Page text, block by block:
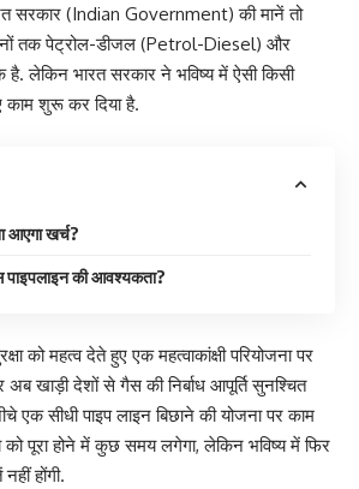
सरकार (Indian Government) की मानें तो
तक पेट्रोल-डीजल (Petrol-Diesel) और
है. लेकिन भारत सरकार ने भविष्य में ऐसी किसी
शुरू कर दिया है.
आएगा खर्च?
पाइपलाइन की आवश्यकता?
को महत्व देते हुए एक महत्वाकांक्षी परियोजना पर
खाड़ी देशों से गैस की निर्बाध आपूर्ति सुनश्चित
सीधी पाइप लाइन बिछाने की योजना पर काम
को पूरा होने में कुछ समय लगेगा, लेकिन भविष्य में फिर
होंगी.